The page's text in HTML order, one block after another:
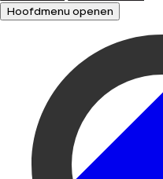
Hoofdmenu openen